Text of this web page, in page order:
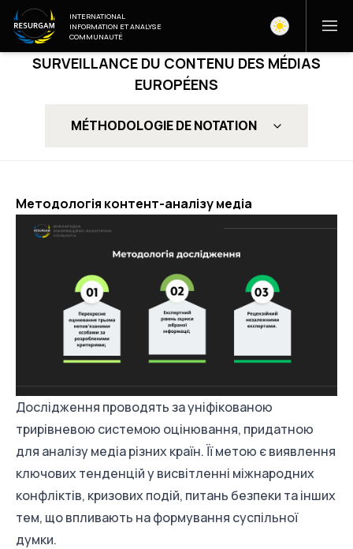
INTERNATIONAL
INFORMATION ET ANALYSE
COMMUNAUTÉ
SURVEILLANCE DU CONTENU DES MÉDIAS
EUROPÉENS
MÉTHODOLOGIE DE NOTATION
Методологія контент-аналізу медіа
Дослідження проводять за уніфікованою
трирівневою системою оцінювання, придатною
для аналізу медіа різних країн. Її метою є виявлення
ключових тенденцій у висвітленні міжнародних
конфліктів, кризових подій, питань безпеки та інших
тем, що впливають на формування суспільної
думки.